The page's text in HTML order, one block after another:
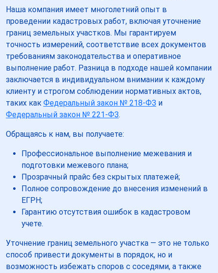
Наша компания имеет многолетний опыт в
проведении кадастровых работ, включая уточнение
границ земельных участков. Мы гарантируем
точность измерений, соответствие всех документов
требованиям законодательства и оперативное
выполнение работ. Разница в подходе нашей компании
заключается в индивидуальном внимании к каждому
клиенту и строгом соблюдении нормативных актов,
таких как Федеральный закон № 218-ФЗ и
Федеральный закон № 221-ФЗ.
Обращаясь к нам, вы получаете:
Профессиональное выполнение межевания и
подготовки межевого плана;
Прозрачный прайс без скрытых платежей;
Полное сопровождение до внесения изменений в
ЕГРН;
Гарантию отсутствия ошибок в кадастровом
учете.
Уточнение границ земельного участка — это не только
способ привести документы в порядок, но и
возможность избежать споров с соседями, а также